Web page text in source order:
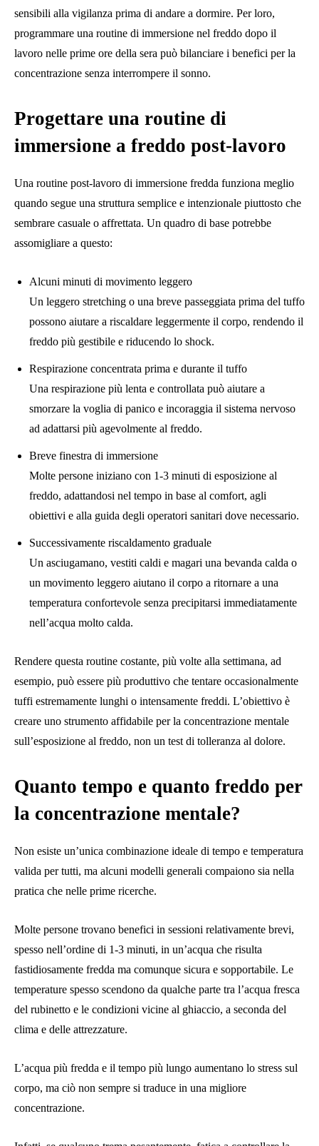
sensibili alla vigilanza prima di andare a dormire. Per loro,
programmare una routine di immersione nel freddo dopo il
lavoro nelle prime ore della sera può bilanciare i benefici per la
concentrazione senza interrompere il sonno.
Progettare una routine di
immersione a freddo post-lavoro
Una routine post-lavoro di immersione fredda funziona meglio
quando segue una struttura semplice e intenzionale piuttosto che
sembrare casuale o affrettata. Un quadro di base potrebbe
assomigliare a questo:
Alcuni minuti di movimento leggero
Un leggero stretching o una breve passeggiata prima del tuffo
possono aiutare a riscaldare leggermente il corpo, rendendo il
freddo più gestibile e riducendo lo shock.
Respirazione concentrata prima e durante il tuffo
Una respirazione più lenta e controllata può aiutare a
smorzare la voglia di panico e incoraggia il sistema nervoso
ad adattarsi più agevolmente al freddo.
Breve finestra di immersione
Molte persone iniziano con 1-3 minuti di esposizione al
freddo, adattandosi nel tempo in base al comfort, agli
obiettivi e alla guida degli operatori sanitari dove necessario.
Successivamente riscaldamento graduale
Un asciugamano, vestiti caldi e magari una bevanda calda o
un movimento leggero aiutano il corpo a ritornare a una
temperatura confortevole senza precipitarsi immediatamente
nell’acqua molto calda.
Rendere questa routine costante, più volte alla settimana, ad
esempio, può essere più produttivo che tentare occasionalmente
tuffi estremamente lunghi o intensamente freddi. L’obiettivo è
creare uno strumento affidabile per la concentrazione mentale
sull’esposizione al freddo, non un test di tolleranza al dolore.
Quanto tempo e quanto freddo per
la concentrazione mentale?
Non esiste un’unica combinazione ideale di tempo e temperatura
valida per tutti, ma alcuni modelli generali compaiono sia nella
pratica che nelle prime ricerche.
Molte persone trovano benefici in sessioni relativamente brevi,
spesso nell’ordine di 1-3 minuti, in un’acqua che risulta
fastidiosamente fredda ma comunque sicura e sopportabile. Le
temperature spesso scendono da qualche parte tra l’acqua fresca
del rubinetto e le condizioni vicine al ghiaccio, a seconda del
clima e delle attrezzature.
L’acqua più fredda e il tempo più lungo aumentano lo stress sul
corpo, ma ciò non sempre si traduce in una migliore
concentrazione.